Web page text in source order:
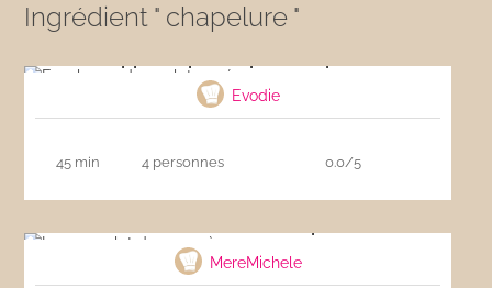
Ingrédient " chapelure "
Evodie
45 min 4 personnes 0.0/5
MereMichele